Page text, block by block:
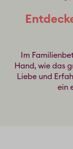
Im
Hand, wie das
Liebe und
ein